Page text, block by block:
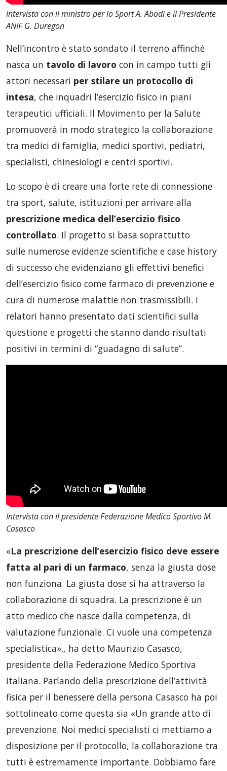
Intervista con il ministro per lo Sport A. Abodi e il Presidente
ANIF G. Duregon
Nell’incontro è stato sondato il terreno affinché
nasca un tavolo di lavoro con in campo tutti gli
attori necessari per stilare un protocollo di
intesa, che inquadri l’esercizio fisico in piani
terapeutici ufficiali. Il Movimento per la Salute
promuoverà in modo strategico la collaborazione
tra medici di famiglia, medici sportivi, pediatri,
specialisti, chinesiologi e centri sportivi.
Lo scopo è di creare una forte rete di connessione
tra sport, salute, istituzioni per arrivare alla
prescrizione medica dell’esercizio fisico
controllato. Il progetto si basa soprattutto
sulle numerose evidenze scientifiche e case history
di successo che evidenziano gli effettivi benefici
dell’esercizio fisico come farmaco di prevenzione e
cura di numerose malattie non trasmissibili. I
relatori hanno presentato dati scientifici sulla
questione e progetti che stanno dando risultati
positivi in termini di “guadagno di salute”.
Intervista con il presidente Federazione Medico Sportivo M.
Casasco
«La prescrizione dell’esercizio fisico deve essere
fatta al pari di un farmaco, senza la giusta dose
non funziona. La giusta dose si ha attraverso la
collaborazione di squadra. La prescrizione è un
atto medico che nasce dalla competenza, di
valutazione funzionale. Ci vuole una competenza
specialistica»., ha detto Maurizio Casasco,
presidente della Federazione Medico Sportiva
Italiana. Parlando della prescrizione dell’attività
fisica per il benessere della persona Casasco ha poi
sottolineato come questa sia «Un grande atto di
prevenzione. Noi medici specialisti ci mettiamo a
disposizione per il protocollo, la collaborazione tra
tutti è estremamente importante. Dobbiamo fare